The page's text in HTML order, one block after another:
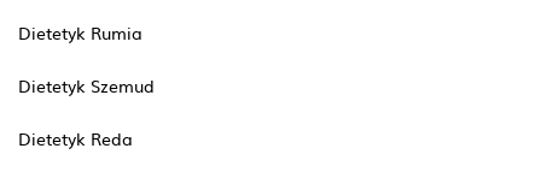
Dietetyk Rumia
Dietetyk Szemud
Dietetyk Reda